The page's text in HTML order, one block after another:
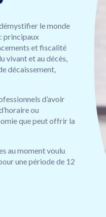
le monde
principaux
et fiscalité
vivant et au décès,
décaissement,
d’avoir
ou
que peut offrir la
au moment voulu
une période de 12